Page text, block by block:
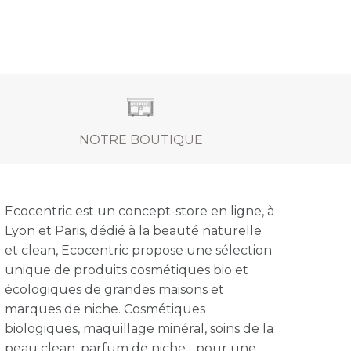
NOTRE BOUTIQUE
Ecocentric est un concept-store en ligne, à
Lyon et Paris, dédié à la beauté naturelle
et clean, Ecocentric propose une sélection
unique de produits cosmétiques bio et
écologiques de grandes maisons et
marques de niche. Cosmétiques
biologiques, maquillage minéral, soins de la